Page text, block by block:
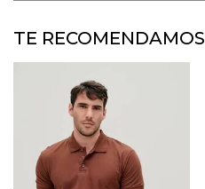
TE RECOMENDAMOS